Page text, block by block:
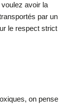
avoir la
par un
le respect strict
on pense